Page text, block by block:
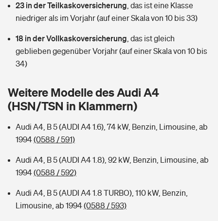
Sie haben Fragen?
Restkreditversicherung
Tools
Hochwasser-Check: Wie gefährdet ist Ihr Haus?
Sie haben Fragen?
Hundehalter-Haftpflicht
Handyversicherung
Private Cyberversicherung
Zur Übersicht
Kinderunfall-Check: Mehr Sicherheit für deine Kids
Tools
Wer versichert was: Jetzt Versicherer finden
Rentenrechner: Wie viel Geld bekomme ich im Alter?
23 in der Teilkaskoversicherung das ist eine Klasse
niedriger als im Vorjahr (auf einer Skala von 10 bis 33)
18 in der Vollkaskoversicherung das ist gleich
geblieben gegenüber Vorjahr (auf einer Skala von 10 bis
34)
Weitere Modelle des Audi A4
(HSN/TSN in Klammern)
Audi A4, B 5 (AUDI A4 1.6), 74 kW, Benzin, Limousine, ab
1994(0588 / 591)
Audi A4, B 5 (AUDI A4 1.8), 92 kW, Benzin, Limousine, ab
1994(0588 / 592)
Audi A4, B 5 (AUDI A4 1.8 TURBO), 110 kW, Benzin,
Limousine, ab 1994(0588 / 593)